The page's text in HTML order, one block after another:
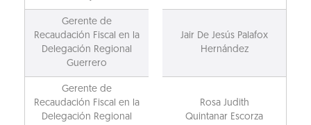
Gerente de
Recaudación Fiscal en la
Delegación Regional
Guerrero
Jair De Jesús Palafox
Hernández
Gerente de
Recaudación Fiscal en la
Delegación Regional
Rosa Judith
Quintanar Escorza